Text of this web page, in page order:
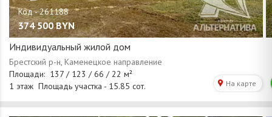
374 500 BYN
Индивидуальный жилой дом